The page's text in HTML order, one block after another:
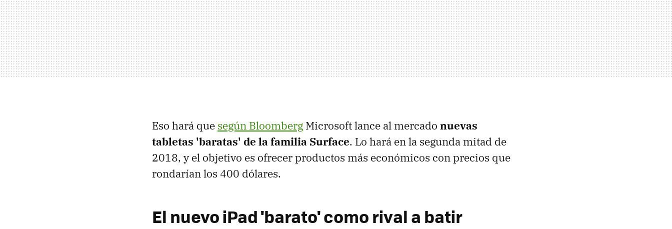
Eso hará que según Bloomberg Microsoft lance al mercado nuevas
tabletas 'baratas' de la familia Surface. Lo hará en la segunda mitad de
2018, y el objetivo es ofrecer productos más económicos con precios que
rondarían los 400 dólares.
El nuevo iPad 'barato' como rival a batir